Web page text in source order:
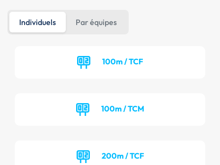
Individuels Par équipes
100m / TCF
100m / TCM
200m / TCF